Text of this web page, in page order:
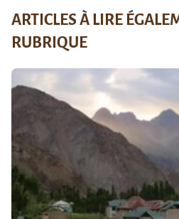
ARTICLES À LIRE
RUBRIQUE